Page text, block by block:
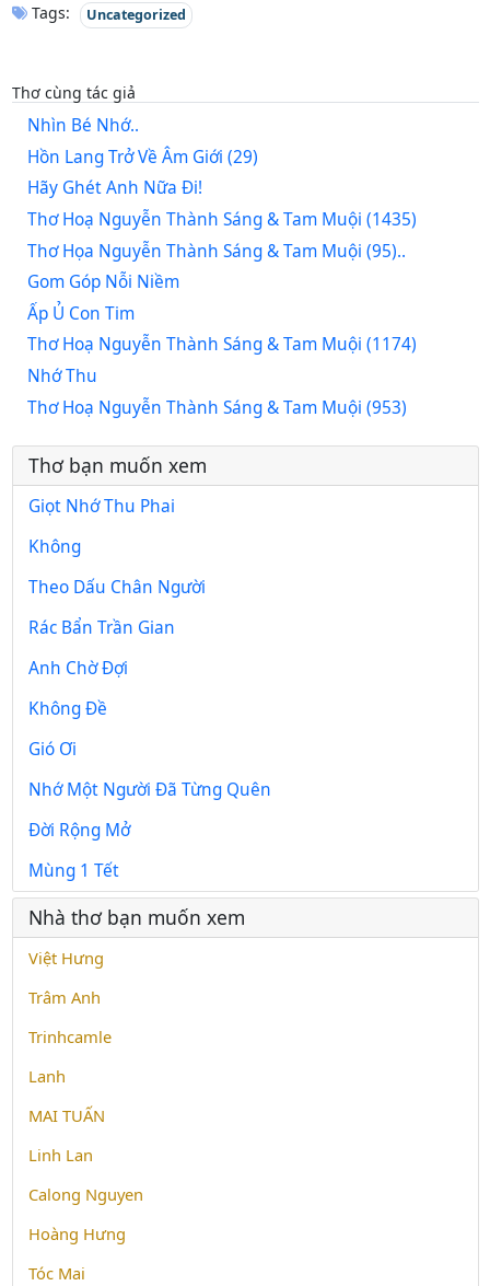
Tags:
Uncategorized
Thơ cùng tác giả
Nhìn Bé Nhớ..
Hồn Lang Trở Về Âm Giới (29)
Hãy Ghét Anh Nữa Đi!
Thơ Hoạ Nguyễn Thành Sáng & Tam Muội (1435)
Thơ Họa Nguyễn Thành Sáng & Tam Muội (95)..
Gom Góp Nỗi Niềm
Ấp Ủ Con Tim
Thơ Hoạ Nguyễn Thành Sáng & Tam Muội (1174)
Nhớ Thu
Thơ Hoạ Nguyễn Thành Sáng & Tam Muội (953)
Thơ bạn muốn xem
Giọt Nhớ Thu Phai
Không
Theo Dấu Chân Người
Rác Bẩn Trần Gian
Anh Chờ Đợi
Không Đề
Gió Ơi
Nhớ Một Người Đã Từng Quên
Đời Rộng Mở
Mùng 1 Tết
Nhà thơ bạn muốn xem
Việt Hưng
Trâm Anh
Trinhcamle
Lanh
MAI TUẤN
Linh Lan
Calong Nguyen
Hoàng Hưng
Tóc Mai